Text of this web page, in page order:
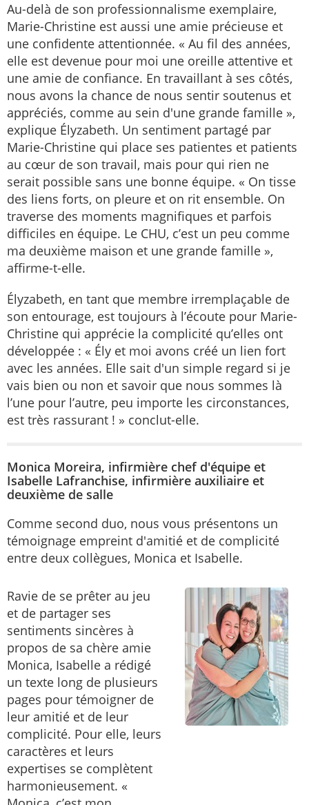
Au-delà de son professionnalisme exemplaire,
Marie-Christine est aussi une amie précieuse et
une confidente attentionnée. « Au fil des années,
elle est devenue pour moi une oreille attentive et
une amie de confiance. En travaillant à ses côtés,
nous avons la chance de nous sentir soutenus et
appréciés, comme au sein d'une grande famille »,
explique Élyzabeth. Un sentiment partagé par
Marie-Christine qui place ses patientes et patients
au cœur de son travail, mais pour qui rien ne
serait possible sans une bonne équipe. « On tisse
des liens forts, on pleure et on rit ensemble. On
traverse des moments magnifiques et parfois
difficiles en équipe. Le CHU, c’est un peu comme
ma deuxième maison et une grande famille »,
affirme-t-elle.
Élyzabeth, en tant que membre irremplaçable de
son entourage, est toujours à l’écoute pour Marie-
Christine qui apprécie la complicité qu’elles ont
développée : « Ély et moi avons créé un lien fort
avec les années. Elle sait d'un simple regard si je
vais bien ou non et savoir que nous sommes là
l’une pour l’autre, peu importe les circonstances,
est très rassurant ! » conclut-elle.
Monica Moreira, infirmière chef d'équipe et
Isabelle Lafranchise, infirmière auxiliaire et
deuxième de salle
Comme second duo, nous vous présentons un
témoignage empreint d'amitié et de complicité
entre deux collègues, Monica et Isabelle.
Ravie de se prêter au jeu
et de partager ses
sentiments sincères à
propos de sa chère amie
Monica, Isabelle a rédigé
un texte long de plusieurs
pages pour témoigner de
leur amitié et de leur
complicité. Pour elle, leurs
caractères et leurs
expertises se complètent
harmonieusement. «